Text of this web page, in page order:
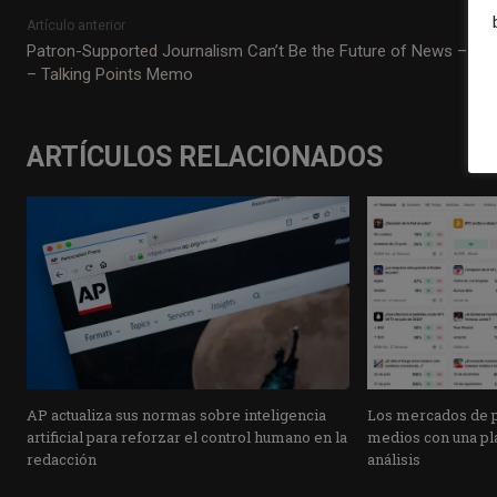
Artículo anterior
Patron-Supported Journalism Can’t Be the Future of News –
– Talking Points Memo
ARTÍCULOS RELACIONADOS
AP actualiza sus normas sobre inteligencia
artificial para reforzar el control humano en la
redacción
Los mercados de
medios con una
análisis